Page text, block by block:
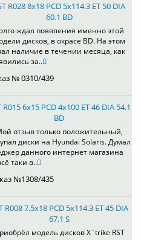
R028 8x18 PCD 5x114.3 ET 50 DIA
60.1 BD
ждал появления именно этой
дисков, в окрасе BD. На этом
наличие в течении месяца, как
за..
№ 0310/439
R015 6x15 PCD 4x100 ET 46 DIA 54.1
BD
отзыв только положительный,
диски на Hyundai Solaris. Думал
данного интернет магазина
таки в..
№1308/435
R008 7.5x18 PCD 5x114.3 ET 45 DIA
67.1 S
модель дисков X`trike RST